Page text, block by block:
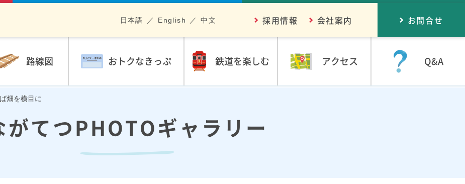
路線図 おトクなきっぷ 鉄道を楽しむ アクセス Q&A
採用情報 会社案内
日本語 English 中文 お問合せ
畑を横目に
がてつPHOTOギャラリー